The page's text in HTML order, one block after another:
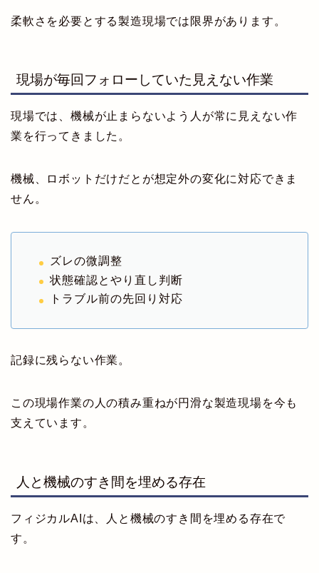
柔軟さを必要とする製造現場では限界があります。
現場が毎回フォローしていた見えない作業
現場では、機械が止まらないよう人が常に見えない作
業を行ってきました。
機械、ロボットだけだとが想定外の変化に対応できま
せん。
ズレの微調整
状態確認とやり直し判断
トラブル前の先回り対応
記録に残らない作業。
この現場作業の人の積み重ねが円滑な製造現場を今も
支えています。
人と機械のすき間を埋める存在
フィジカルAIは、人と機械のすき間を埋める存在で
す。